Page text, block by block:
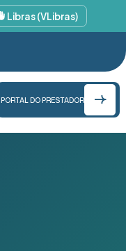
Libras (VLibras)
PORTAL DO PRESTADOR